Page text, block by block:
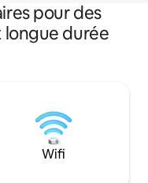
pour des
durée
Wifi